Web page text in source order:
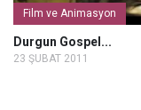
Film ve Animasyon
Durgun Gospel...
23 ŞUBAT 2011